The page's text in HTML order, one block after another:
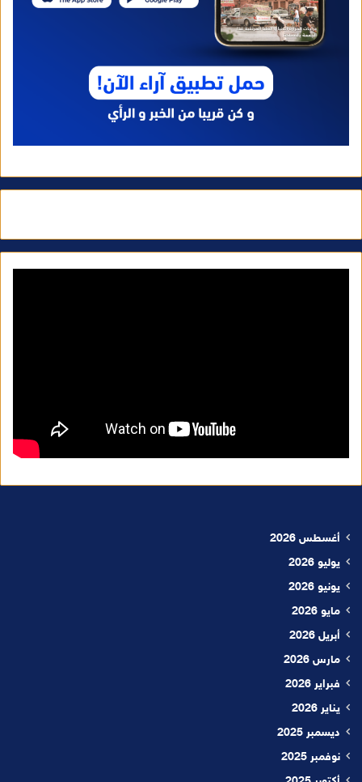
أغسطس 2026
يوليو 2026
يونيو 2026
مايو 2026
أبريل 2026
مارس 2026
فبراير 2026
يناير 2026
ديسمبر 2025
نوفمبر 2025